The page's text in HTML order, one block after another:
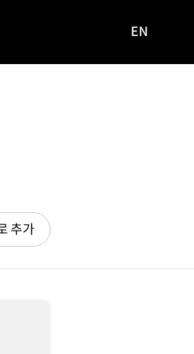
사이트로
EN
추가(새
창
열림)